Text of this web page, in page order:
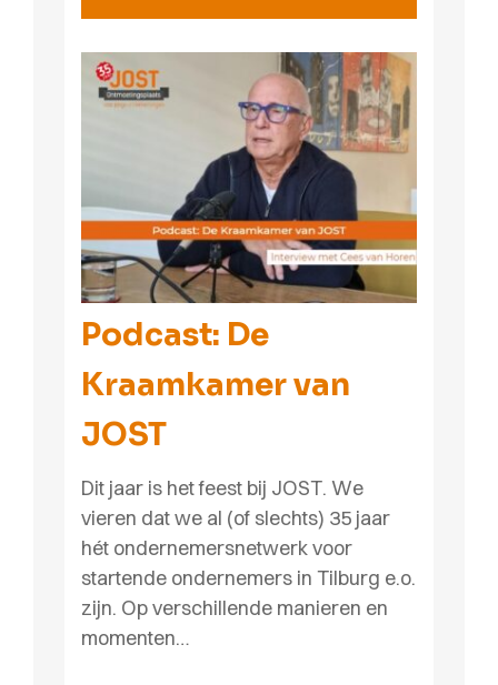
Podcast: De
Kraamkamer van
JOST
Dit jaar is het feest bij JOST. We
vieren dat we al (of slechts) 35 jaar
hét ondernemersnetwerk voor
startende ondernemers in Tilburg e.o.
zijn. Op verschillende manieren en
momenten…